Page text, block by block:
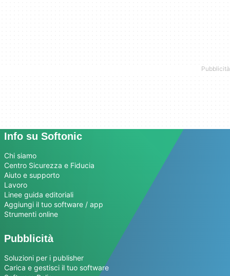
Info su Softonic
Chi siamo
Centro Sicurezza e Fiducia
Aiuto e supporto
Lavoro
Linee guida editoriali
Aggiungi il tuo software / app
Strumenti online
Pubblicità
Soluzioni per i publisher
Carica e gestisci il tuo software